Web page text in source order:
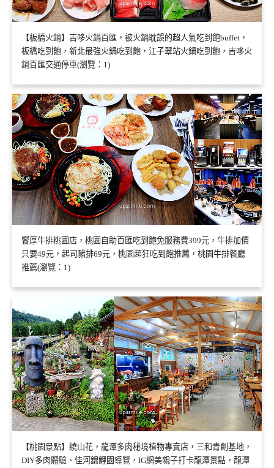
【板橋火鍋】吉哆火鍋百匯，被火鍋耽誤的超人氣吃到飽buffet，
板橋吃到飽，新北最強火鍋吃到飽，江子翠站火鍋吃到飽，吉哆火
鍋百匯交通停車(瀏覽：1)
饗厚牛排桃園店，桃園自助百匯吃到飽免服務費399元，牛排加價
只要49元，起司豬排69元，桃園超狂吃到飽推薦，桃園牛排餐廳
推薦(瀏覽：1)
【桃園景點】繞山花，龍潭多肉秘境植物專賣店，三和青創基地，
DIY多肉體驗、佳河錦鯉園導覽，IG網美親子打卡龍潭景點，龍潭